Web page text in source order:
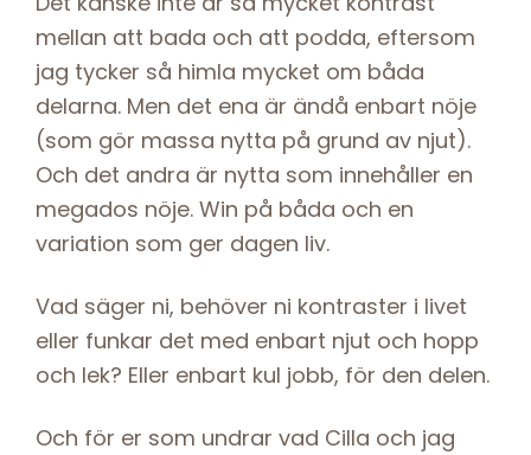
mellan att bada och att podda, eftersom
jag tycker så himla mycket om båda
delarna. Men det ena är ändå enbart nöje
(som gör massa nytta på grund av njut).
Och det andra är nytta som innehåller en
megados nöje. Win på båda och en
variation som ger dagen liv.
Vad säger ni, behöver ni kontraster i livet
eller funkar det med enbart njut och hopp
och lek? Eller enbart kul jobb, för den delen.
Och för er som undrar vad Cilla och jag